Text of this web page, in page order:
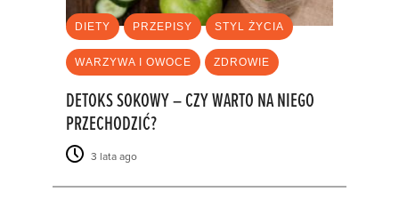
DIETY PRZEPISY STYL ŻYCIA
WARZYWA I OWOCE ZDROWIE
DETOKS SOKOWY – CZY WARTO NA NIEGO
PRZECHODZIĆ?
3 lata ago